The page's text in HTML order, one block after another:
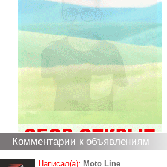
Комментарии к объявлениям
Написал(а): Moto Line